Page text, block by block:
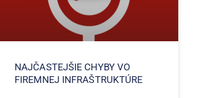
NAJČASTEJŠIE CHYBY VO
FIREMNEJ INFRAŠTRUKTÚRE